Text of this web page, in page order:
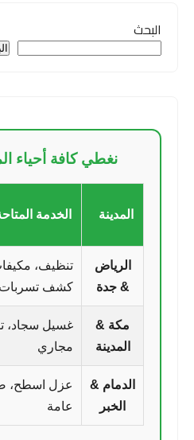
البحث
نغطي كافة أحياء
المدينة الخدمة المتاحة
الرياض
& جدة
تنظيف، مكيفات،
كشف تسربات
مكة &
المدينة
غسيل سجاد،
مجاري
الدمام &
الخبر
عزل اسطح،
عامة